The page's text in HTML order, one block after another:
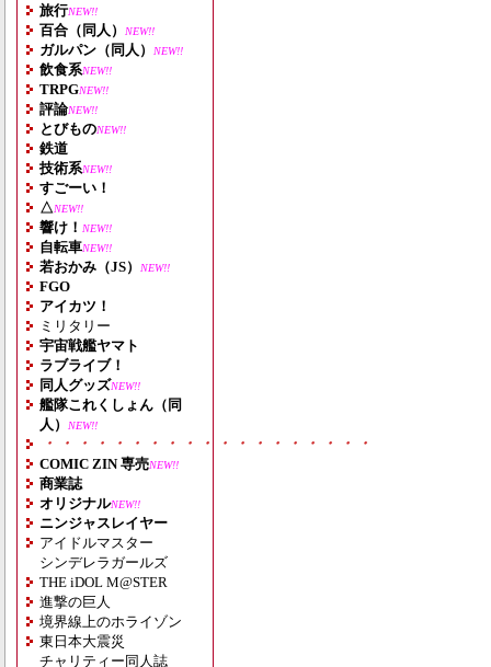
旅行NEW!!
百合（同人） NEW!!
ガルパン（同人） NEW!!
飲食系NEW!!
TRPGNEW!!
評論NEW!!
とびものNEW!!
鉄道
技術系NEW!!
すごーい！
△NEW!!
響け！ NEW!!
自転車NEW!!
若おかみ（JS） NEW!!
FGO
アイカツ！
ミリタリー
宇宙戦艦ヤマト
ラブライブ！
同人グッズNEW!!
艦隊これくしょん（同
人）
NEW!!
・・・・・・・・・・・・・・・・・・・
COMIC ZIN 専売NEW!!
商業誌
オリジナルNEW!!
ニンジャスレイヤー
アイドルマスター
シンデレラガールズ
THE iDOL M@STER
進撃の巨人
境界線上のホライゾン
東日本大震災
チャリティー同人誌